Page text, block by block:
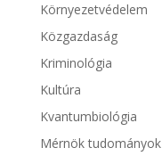
Környezetvédelem
Közgazdaság
Kriminológia
Kultúra
Kvantumbiológia
Mérnök tudományok